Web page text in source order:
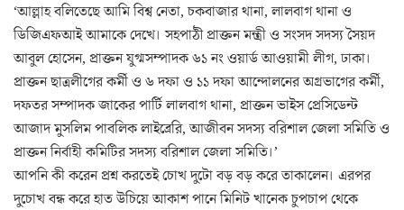
‘আল্লাহ বলিতেছে আমি বিশ্ব নেতা, চকবাজার থানা, লালবাগ থানা ও
ডিজিএফআই আমাকে দেখে। সহপাঠী প্রাক্তন মন্ত্রী ও সংসদ সদস্য সৈয়দ
আবুল হোসেন, প্রাক্তন যুগ্মসম্পাদক ৬১ নং ওয়ার্ড আওয়ামী লীগ, ঢাকা।
প্রাক্তন ছাত্রলীগের কর্মী ও ৬ দফা ও ১১ দফা আন্দোলনের অগ্রভাগের কর্মী,
দফতর সম্পাদক জাকের পার্টি লালবাগ থানা, প্রাক্তন ভাইস প্রেসিডেন্ট
আজাদ মুসলিম পাবলিক লাইব্রেরি, আজীবন সদস্য বরিশাল জেলা সমিতি ও
প্রাক্তন নির্বাহী কমিটির সদস্য বরিশাল জেলা সমিতি।’
আপনি কী করেন প্রশ্ন করতেই চোখ দুটো বড় বড় করে তাকালেন। এরপর
দুচোখ বন্ধ করে হাত উচিয়ে আকাশ পানে মিনিট খানেক চুপচাপ থেকে